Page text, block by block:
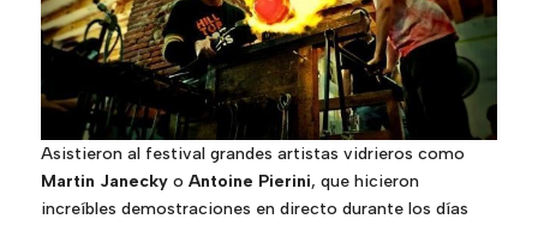
Asistieron al festival grandes artistas vidrieros como
Martin Janeckyo Antoine Pierini, que hicieron
increíbles demostraciones en directo durante los días